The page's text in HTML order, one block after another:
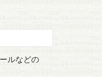
ルなどの